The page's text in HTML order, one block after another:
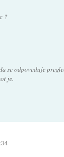
?
se odpoveduje
je.